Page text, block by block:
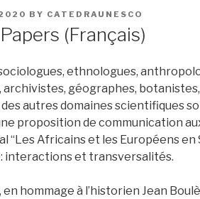
BY CATEDRAUNESCO
(Français)
ethnologues,
archivistes, géographes,
autres domaines scientifiques
proposition de communication
“Les Africains et les Européens en
interactions et transversalités.
en hommage à l’historien Jean